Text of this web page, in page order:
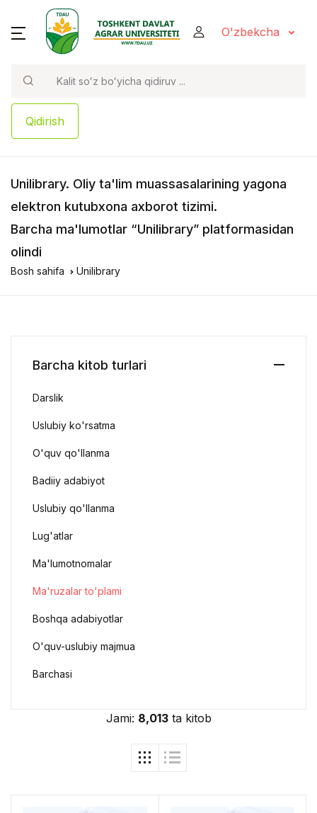
O'zbekcha
Qidirish
Unilibrary. Oliy ta'lim muassasalarining yagona
elektron kutubxona axborot tizimi.
Barcha ma'lumotlar “Unilibrary” platformasidan
olindi
Bosh sahifa Unilibrary
Jami: 8,013ta kitob
Barcha kitob turlari
Darslik
Uslubiy ko'rsatma
O'quv qo'llanma
Badiiy adabiyot
Uslubiy qo'llanma
Lug'atlar
Ma'lumotnomalar
Ma'ruzalar to'plami
Boshqa adabiyotlar
O'quv-uslubiy majmua
Barchasi